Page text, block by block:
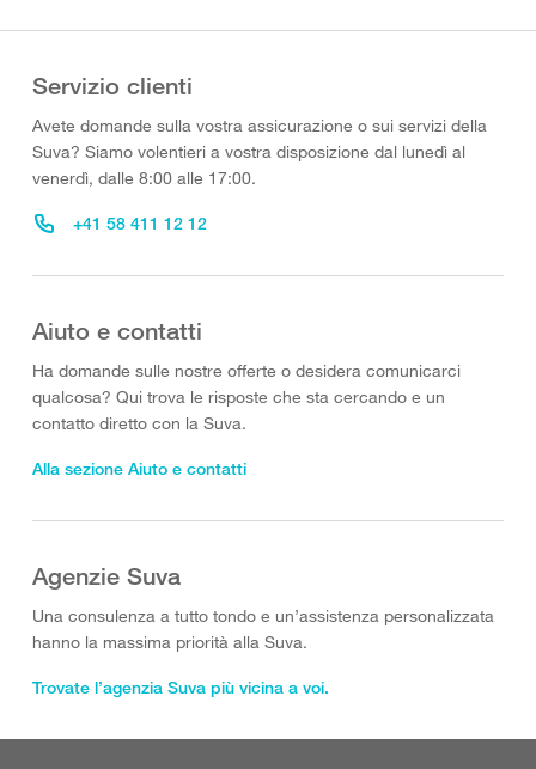
Servizio clienti
Avete domande sulla vostra assicurazione o sui servizi della
Suva? Siamo volentieri a vostra disposizione dal lunedì al
venerdì, dalle 8:00 alle 17:00.
+41 58 411 12 12
Aiuto e contatti
Ha domande sulle nostre offerte o desidera comunicarci
qualcosa? Qui trova le risposte che sta cercando e un
contatto diretto con la Suva.
Alla sezione Aiuto e contatti
Agenzie Suva
Una consulenza a tutto tondo e un’assistenza personalizzata
hanno la massima priorità alla Suva.
Trovate l’agenzia Suva più vicina a voi.